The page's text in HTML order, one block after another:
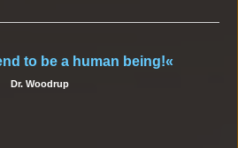
to be a human being!«
Dr. Woodrup